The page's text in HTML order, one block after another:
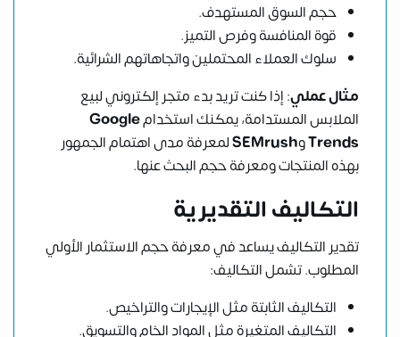
حجم السوق المستهدف.
قوة المنافسة وفرص التميز.
سلوك العملاء المحتملين واتجاهاتهم الشرائية.
مثال عملي: إذا كنت تريد بدء متجر إلكتروني لبيع
الملابس المستدامة، يمكنك استخدامGoogle
TrendsوSEMrushلمعرفة مدى اهتمام الجمهور
بهذه المنتجات ومعرفة حجم البحث عنها.
التكاليف التقديرية
تقدير التكاليف يساعد في معرفة حجم الاستثمار الأولي
المطلوب. تشمل التكاليف:
التكاليف الثابتة مثل الإيجارات والتراخيص.
التكاليف المتغيرة مثل المواد الخام والتسويق.